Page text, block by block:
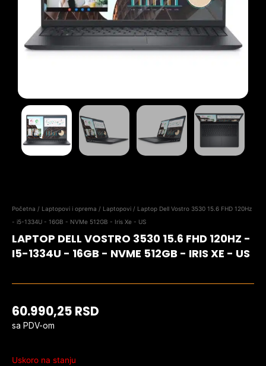
Početna / Laptopovi i oprema / Laptopovi / Laptop Dell Vostro 3530 15.6 FHD 120Hz
- i5-1334U - 16GB - NVMe 512GB - Iris Xe - US
LAPTOP DELL VOSTRO 3530 15.6 FHD 120HZ -
I5-1334U - 16GB - NVME 512GB - IRIS XE - US
60.990,25 RSD
sa PDV-om
Uskoro na stanju